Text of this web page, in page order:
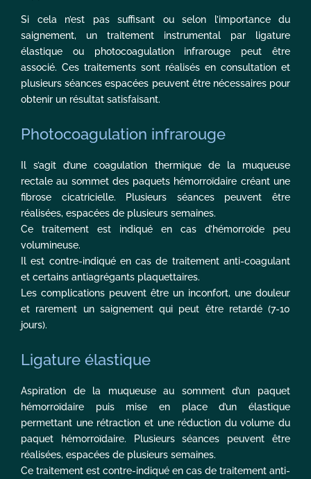
Si cela n’est pas suffisant ou selon l’importance du
saignement, un traitement instrumental par ligature
élastique ou photocoagulation infrarouge peut être
associé. Ces traitements sont réalisés en consultation et
plusieurs séances espacées peuvent être nécessaires pour
obtenir un résultat satisfaisant.
Photocoagulation infrarouge
Il s’agit d’une coagulation thermique de la muqueuse
rectale au sommet des paquets hémorroïdaire créant une
fibrose cicatricielle. Plusieurs séances peuvent être
réalisées, espacées de plusieurs semaines.
Ce traitement est indiqué en cas d’hémorroïde peu
volumineuse.
Il est contre-indiqué en cas de traitement anti-coagulant
et certains antiagrégants plaquettaires.
Les complications peuvent être un inconfort, une douleur
et rarement un saignement qui peut être retardé (7-10
jours).
Ligature élastique
Aspiration de la muqueuse au somment d’un paquet
hémorroïdaire puis mise en place d’un élastique
permettant une rétraction et une réduction du volume du
paquet hémorroïdaire. Plusieurs séances peuvent être
réalisées, espacées de plusieurs semaines.
Ce traitement est contre-indiqué en cas de traitement anti-